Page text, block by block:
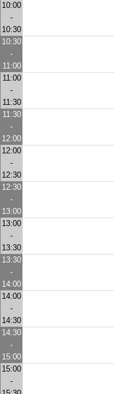
10:00
-
10:30
10:30
-
11:00
11:00
-
11:30
11:30
-
12:00
12:00
-
12:30
12:30
-
13:00
13:00
-
13:30
13:30
-
14:00
14:00
-
14:30
14:30
-
15:00
15:00
-